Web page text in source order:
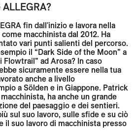
fin dall'inizio e lavora nella
macchinista dal 2012. Ha
vari punti salienti del percorso.
il “Dark Side of the Moon” a
Flowtrail” ad Arosa? In caso
sicuramente essere nella tua
anche a livello
a Sölden e in Giappone. Patrick
ha anche un grande
del paesaggio e dei sentieri.
sul suo lavoro, sulle sfide e su ciò
il suo lavoro di macchinista presso